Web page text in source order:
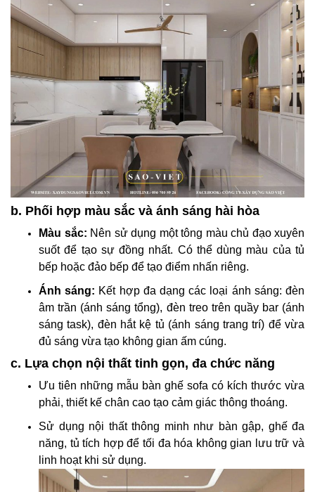
b. Phối hợp màu sắc và ánh sáng hài hòa
Màu sắc: Nên sử dụng một tông màu chủ đạo xuyên
suốt để tạo sự đồng nhất. Có thể dùng màu của tủ
bếp hoặc đảo bếp để tạo điểm nhấn riêng.
Ánh sáng: Kết hợp đa dạng các loại ánh sáng: đèn
âm trần (ánh sáng tổng), đèn treo trên quầy bar (ánh
sáng task), đèn hắt kệ tủ (ánh sáng trang trí) để vừa
đủ sáng vừa tạo không gian ấm cúng.
c. Lựa chọn nội thất tinh gọn, đa chức năng
Ưu tiên những mẫu bàn ghế sofa có kích thước vừa
phải, thiết kế chân cao tạo cảm giác thông thoáng.
Sử dụng nội thất thông minh như bàn gập, ghế đa
năng, tủ tích hợp để tối đa hóa không gian lưu trữ và
linh hoạt khi sử dụng.